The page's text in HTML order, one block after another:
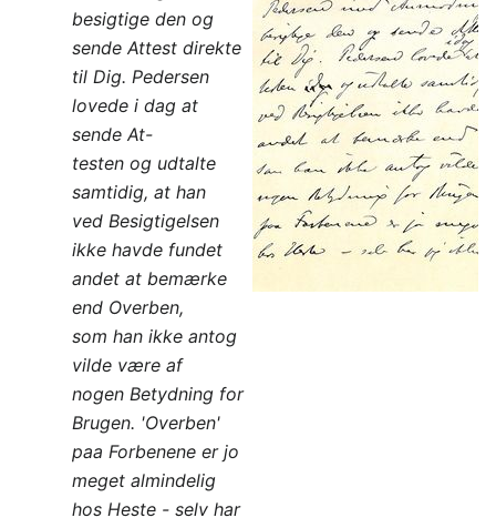
besigtige den og
sende Attest direkte
til Dig. Pedersen
lovede i dag at
sende At-
testen og udtalte
samtidig, at han
ved Besigtigelsen
ikke havde fundet
andet at bemærke
end Overben,
som han ikke antog
vilde være af
nogen Betydning for
Brugen. 'Overben'
paa Forbenene er jo
meget almindelig
hos Heste - selv har